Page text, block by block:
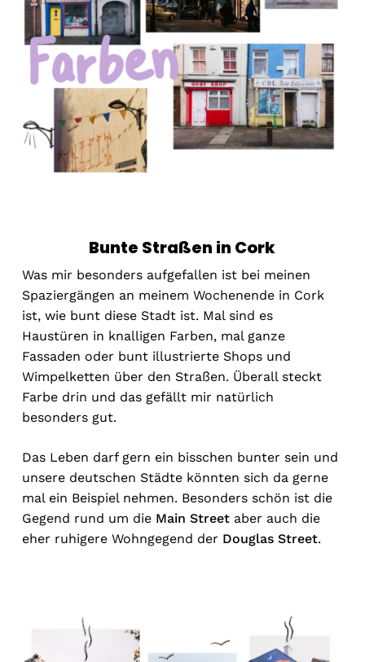
Bunte Straßen in Cork
Was mir besonders aufgefallen ist bei meinen
Spaziergängen an meinem Wochenende in Cork
ist, wie bunt diese Stadt ist. Mal sind es
Haustüren in knalligen Farben, mal ganze
Fassaden oder bunt illustrierte Shops und
Wimpelketten über den Straßen. Überall steckt
Farbe drin und das gefällt mir natürlich
besonders gut.
Das Leben darf gern ein bisschen bunter sein und
unsere deutschen Städte könnten sich da gerne
mal ein Beispiel nehmen. Besonders schön ist die
Gegend rund um die Main Streetaber auch die
eher ruhigere Wohngegend der Douglas Street.